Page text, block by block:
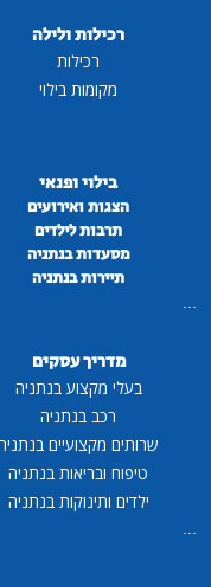
רכילות ולילה
רכילות
מקומות בילוי
בילוי ופנאי
הצגות ואירועים
תרבות לילדים
מסעדות בנתניה
תיירות בנתניה
...
מדריך עסקים
בעלי מקצוע בנתניה
רכב בנתניה
שרותים מקצועיים
טיפוח ובריאות בנתניה
ילדים ותינוקות בנתניה
...